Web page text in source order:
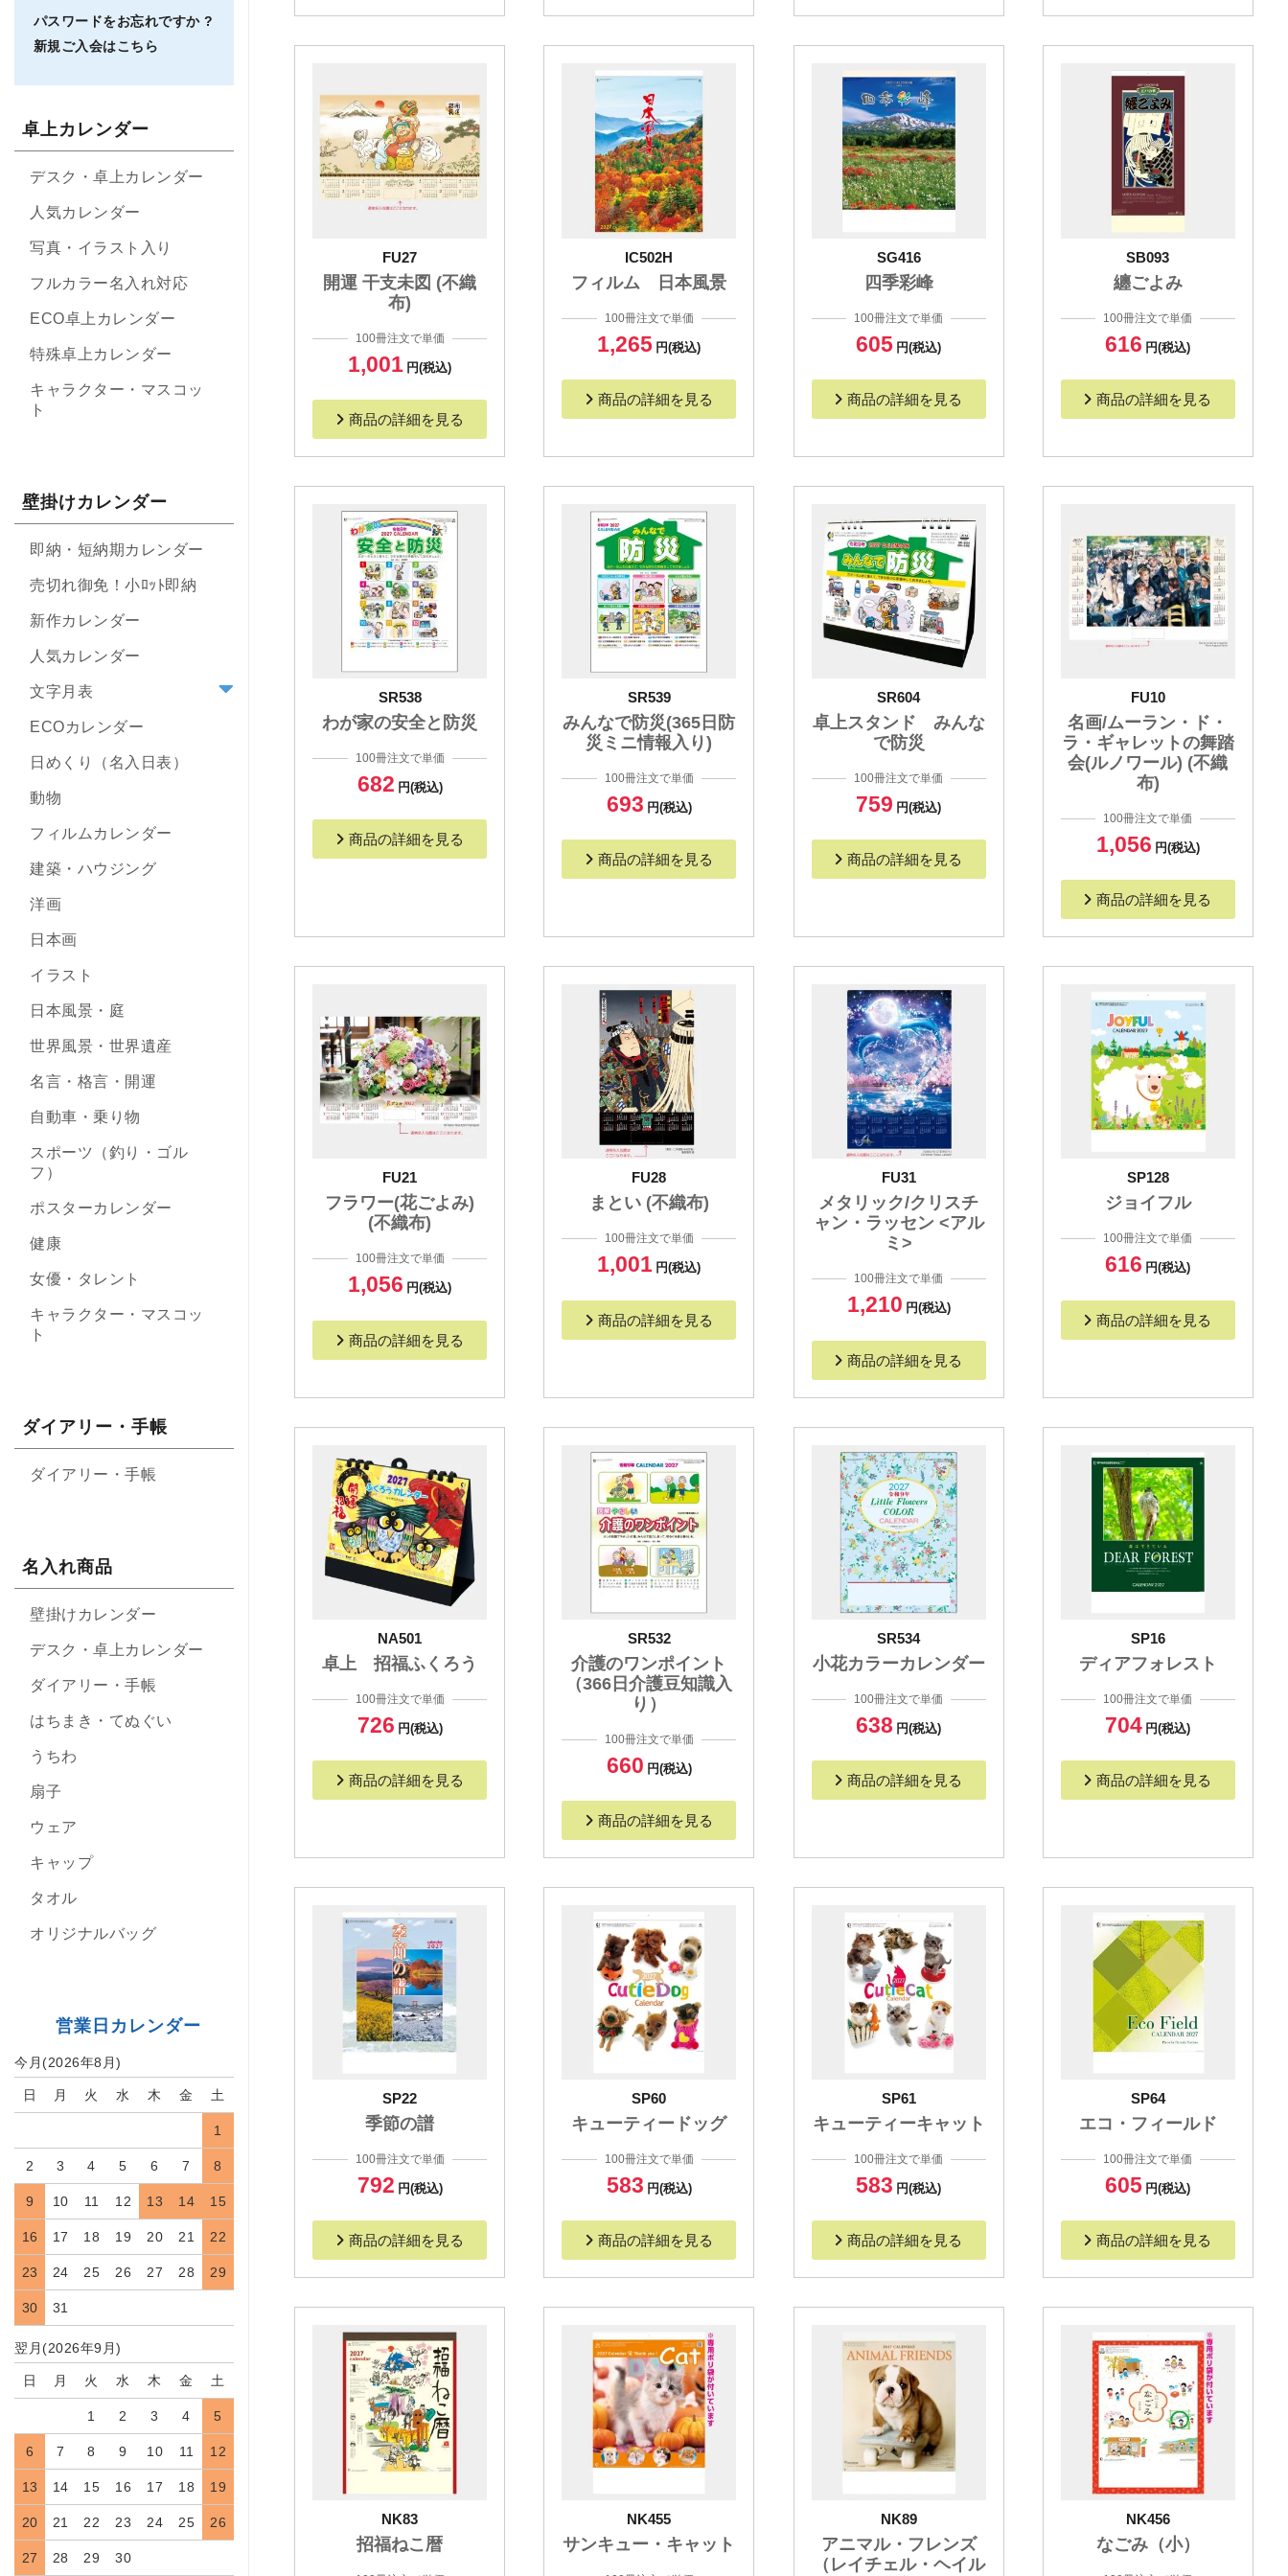
FU27
開運 干支未図 (不織
布)
100冊注文で単価
1,001 円(税込)
商品の詳細を見る
IC502H
フィルム 日本風景
100冊注文で単価
1,265 円(税込)
商品の詳細を見る
SG416
四季彩峰
100冊注文で単価
605 円(税込)
商品の詳細を見る
SB093
纏ごよみ
100冊注文で単価
616 円(税込)
商品の詳細を見る
SR538
わが家の安全と防災
100冊注文で単価
682 円(税込)
商品の詳細を見る
SR539
みんなで防災(365日防
災ミニ情報入り)
100冊注文で単価
693 円(税込)
商品の詳細を見る
SR604
卓上スタンド みんな
で防災
100冊注文で単価
759 円(税込)
商品の詳細を見る
FU10
名画/ムーラン・ド・
ラ・ギャレットの舞踏
会(ルノワール) (不織
布)
100冊注文で単価
1,056 円(税込)
商品の詳細を見る
FU21
フラワー(花ごよみ)
(不織布)
100冊注文で単価
1,056 円(税込)
商品の詳細を見る
FU28
まとい (不織布)
100冊注文で単価
1,001 円(税込)
商品の詳細を見る
FU31
メタリック/クリスチ
ャン・ラッセン <アル
ミ>
100冊注文で単価
1,210 円(税込)
商品の詳細を見る
SP128
ジョイフル
100冊注文で単価
616 円(税込)
商品の詳細を見る
NA501
卓上 招福ふくろう
100冊注文で単価
726 円(税込)
商品の詳細を見る
SR532
介護のワンポイント
（366日介護豆知識入
り）
100冊注文で単価
660 円(税込)
商品の詳細を見る
SR534
小花カラーカレンダー
100冊注文で単価
638 円(税込)
商品の詳細を見る
SP16
ディアフォレスト
100冊注文で単価
704 円(税込)
商品の詳細を見る
SP22
季節の譜
100冊注文で単価
792 円(税込)
商品の詳細を見る
SP60
キューティードッグ
100冊注文で単価
583 円(税込)
商品の詳細を見る
SP61
キューティーキャット
100冊注文で単価
583 円(税込)
商品の詳細を見る
SP64
エコ・フィールド
100冊注文で単価
605 円(税込)
商品の詳細を見る
NK83
招福ねこ暦
NK455
サンキュー・キャット
NK89
アニマル・フレンズ
（レイチェル・ヘイル
NK456
なごみ（小）
パスワードをお忘れですか ?
新規ご入会はこちら
卓上カレンダー
デスク・卓上カレンダー
人気カレンダー
写真・イラスト入り
フルカラー名入れ対応
ECO卓上カレンダー
特殊卓上カレンダー
キャラクター・マスコッ
ト
壁掛けカレンダー
即納・短納期カレンダー
売切れ御免！小ﾛｯﾄ即納
新作カレンダー
人気カレンダー
文字月表
ECOカレンダー
日めくり（名入日表）
動物
フィルムカレンダー
建築・ハウジング
洋画
日本画
イラスト
日本風景・庭
世界風景・世界遺産
名言・格言・開運
自動車・乗り物
スポーツ（釣り・ゴル
フ）
ポスターカレンダー
健康
女優・タレント
キャラクター・マスコッ
ト
ダイアリー・手帳
ダイアリー・手帳
名入れ商品
壁掛けカレンダー
デスク・卓上カレンダー
ダイアリー・手帳
はちまき・てぬぐい
うちわ
扇子
ウェア
キャップ
タオル
オリジナルバッグ
営業日カレンダー
今月(2026年8月)
日 月 火 水 木 金 土
1
2 3 4 5 6 7 8
9 10 11 12 13 14 15
16 17 18 19 20 21 22
23 24 25 26 27 28 29
30 31
翌月(2026年9月)
日 月 火 水 木 金 土
1 2 3 4 5
6 7 8 9 10 11 12
13 14 15 16 17 18 19
20 21 22 23 24 25 26
27 28 29 30